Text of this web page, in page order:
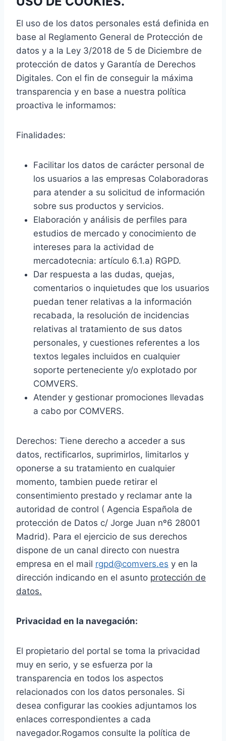
El uso de los datos personales está definida en
base al Reglamento General de Protección de
datos y a la Ley 3/2018 de 5 de Diciembre de
protección de datos y Garantía de Derechos
Digitales. Con el fin de conseguir la máxima
transparencia y en base a nuestra política
proactiva le informamos:
Finalidades:
Facilitar los datos de carácter personal de
los usuarios a las empresas Colaboradoras
para atender a su solicitud de información
sobre sus productos y servicios.
Elaboración y análisis de perfiles para
estudios de mercado y conocimiento de
intereses para la actividad de
mercadotecnia: artículo 6.1.a) RGPD.
Dar respuesta a las dudas, quejas,
comentarios o inquietudes que los usuarios
puedan tener relativas a la información
recabada, la resolución de incidencias
relativas al tratamiento de sus datos
personales, y cuestiones referentes a los
textos legales incluidos en cualquier
soporte perteneciente y/o explotado por
COMVERS.
Atender y gestionar promociones llevadas
a cabo por COMVERS.
Derechos: Tiene derecho a acceder a sus
datos, rectificarlos, suprimirlos, limitarlos y
oponerse a su tratamiento en cualquier
momento, tambien puede retirar el
consentimiento prestado y reclamar ante la
autoridad de control ( Agencia Española de
protección de Datos c/ Jorge Juan nº6 28001
Madrid). Para el ejercicio de sus derechos
dispone de un canal directo con nuestra
empresa en el mail rgpd@comvers.es y en la
dirección indicando en el asunto protección de
datos.
Privacidad en la navegación:
El propietario del portal se toma la privacidad
muy en serio, y se esfuerza por la
transparencia en todos los aspectos
relacionados con los datos personales. Si
desea configurar las cookies adjuntamos los
enlaces correspondientes a cada
navegador.Rogamos consulte la política de